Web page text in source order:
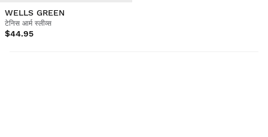
WELLS GREEN
टेनिस आर्म स्लीव्स
$44.95